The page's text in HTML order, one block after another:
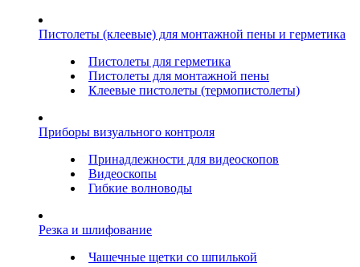
Пистолеты (клеевые) для монтажной пены и герметика
Пистолеты для герметика
Пистолеты для монтажной пены
Клеевые пистолеты (термопистолеты)
Приборы визуального контроля
Принадлежности для видеоскопов
Видеоскопы
Гибкие волноводы
Резка и шлифование
Чашечные щетки со шпилькой